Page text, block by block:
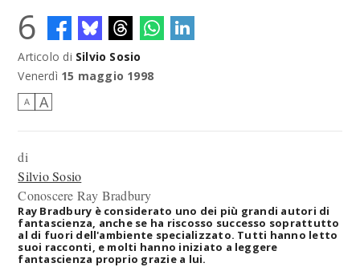
6
Articolo di Silvio Sosio
Venerdì 15 maggio 1998
A A
di
Silvio Sosio
Conoscere Ray Bradbury
Ray Bradbury è considerato uno dei più grandi autori di
fantascienza, anche se ha riscosso successo soprattutto
al di fuori dell'ambiente specializzato. Tutti hanno letto
suoi racconti, e molti hanno iniziato a leggere
fantascienza proprio grazie a lui.